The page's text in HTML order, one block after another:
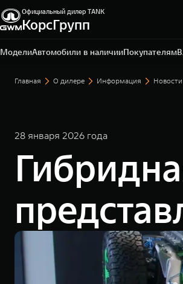
Официальный дилер TANK
КорсГрупп
МоделиАвтомобили в наличииПокупателям
Ярославль, Ярославская обл., пос.
Дорожная, д. 8
+7 (4852) 60-91-12
Главная О дилере Информация Новости
28 января 2026 года